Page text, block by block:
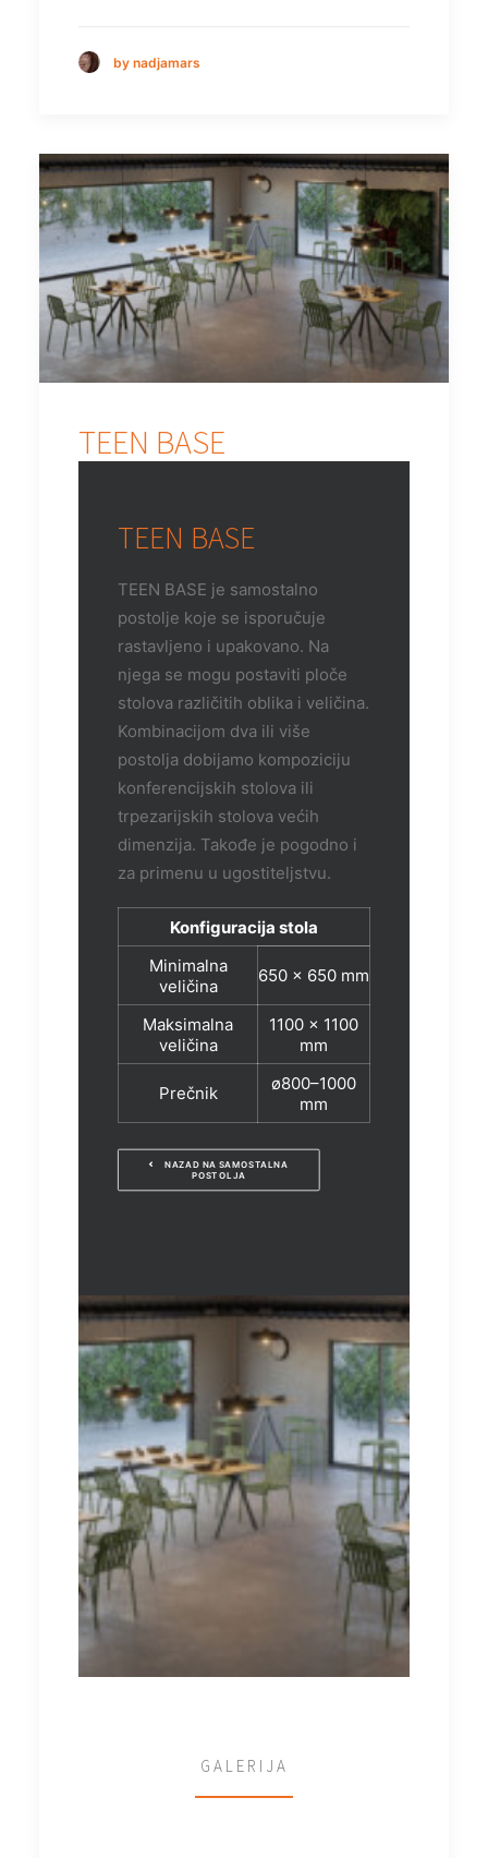
by nadjamars
TEEN BASE
TEEN BASE
TEEN BASE je samostalno
postolje koje se isporučuje
rastavljeno i upakovano. Na
njega se mogu postaviti ploče
stolova različitih oblika i veličina.
Kombinacijom dva ili više
postolja dobijamo kompoziciju
konferencijskih stolova ili
trpezarijskih stolova većih
dimenzija. Takođe je pogodno i
za primenu u ugostiteljstvu.
Konfiguracija stola
Minimalna
veličina
650 x 650 mm
Maksimalna
veličina
1100 x 1100
mm
Prečnik
ø800–1000
mm
NAZAD NA SAMOSTALNA
POSTOLJA
GALERIJA